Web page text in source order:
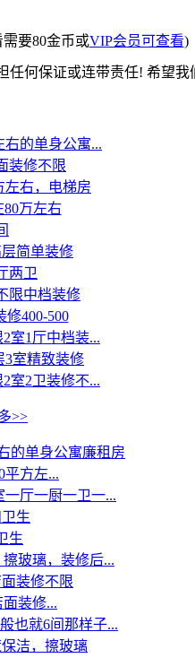
需要80金币或VIP会员可查看)
何保证或连带责任! 希望我
右的单身公寓...
装修不限
左右，电梯房
万左右
简单装修
两卫
限中档装修
修400-500
室1厅中档装...
3室精致装修
室2卫装修不...
>>
平方左...
一厅一厨一卫一...
生
玻璃，装修后...
装修...
也就6间那样子...